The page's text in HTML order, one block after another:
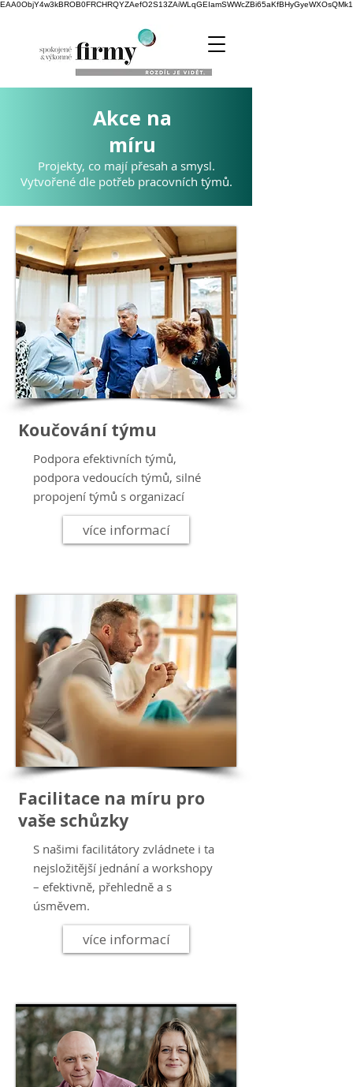
Akce na
míru
Projekty, co mají přesah a smysl.
Vytvořené dle potřeb pracovních týmů.
Koučování týmu
Podpora efektivních týmů,
podpora vedoucích týmů, silné
propojení týmů s organizací
více informací
Facilitace na míru pro
vaše schůzky
S našimi facilitátory zvládnete i ta
nejsložitější jednání a workshopy
– efektivně, přehledně a s
úsměvem.
více informací